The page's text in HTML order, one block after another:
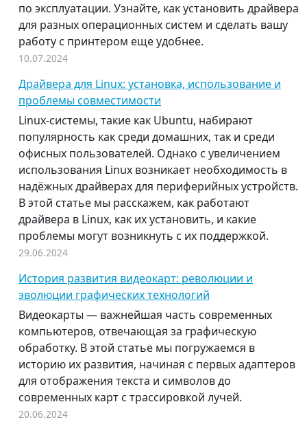
по эксплуатации. Узнайте, как установить драйвера
для разных операционных систем и сделать вашу
работу с принтером еще удобнее.
10.07.2024
Драйвера для Linux: установка, использование и
проблемы совместимости
Linux-системы, такие как Ubuntu, набирают
популярность как среди домашних, так и среди
офисных пользователей. Однако с увеличением
использования Linux возникает необходимость в
надёжных драйверах для периферийных устройств.
В этой статье мы расскажем, как работают
драйвера в Linux, как их установить, и какие
проблемы могут возникнуть с их поддержкой.
29.06.2024
История развития видеокарт: революции и
эволюции графических технологий
Видеокарты — важнейшая часть современных
компьютеров, отвечающая за графическую
обработку. В этой статье мы погружаемся в
историю их развития, начиная с первых адаптеров
для отображения текста и символов до
современных карт с трассировкой лучей.
20.06.2024